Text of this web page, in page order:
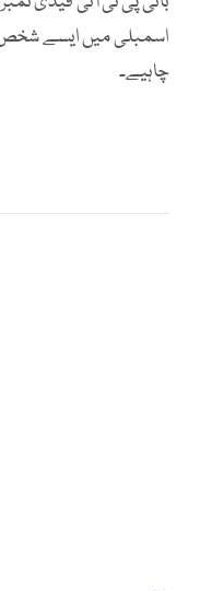
اسمبلی میں ایسے شخص
چاہیے۔